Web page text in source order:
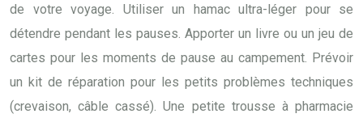
de votre voyage. Utiliser un hamac ultra-léger pour se
détendre pendant les pauses. Apporter un livre ou un jeu de
cartes pour les moments de pause au campement. Prévoir
un kit de réparation pour les petits problèmes techniques
(crevaison, câble cassé). Une petite trousse à pharmacie